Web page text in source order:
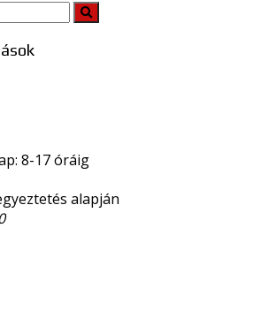
8-17 óráig
alapján